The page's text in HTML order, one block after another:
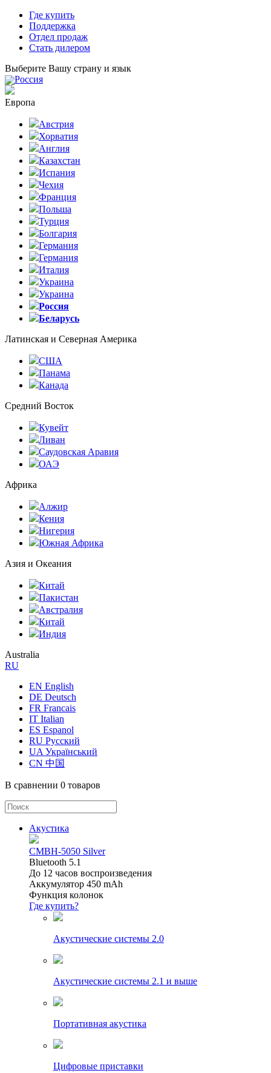
Где купить
Поддержка
Отдел продаж
Стать дилером
Выберите Вашу страну и язык
Россия
Европа
Австрия
Хорватия
Англия
Казахстан
Испания
Чехия
Франция
Польша
Турция
Болгария
Германия
Германия
Италия
Украина
Украина
Россия
Беларусь
Латинская и Северная Америка
США
Панама
Канада
Средний Восток
Кувейт
Ливан
Саудовская Аравия
ОАЭ
Африка
Алжир
Кения
Нигерия
Южная Африка
Азия и Океания
Китай
Пакистан
Австралия
Китай
Индия
Australia
RU
EN English
DE Deutsch
FR Francais
IT Italian
ES Espanol
RU Русский
UA Український
CN 中国
В сравнении 0 товаров
Акустика
CMBH-5050 Silver
Bluetooth 5.1
До 12 часов воспроизведения
Аккумулятор 450 mAh
Функция колонок
Где купить?
Акустические системы 2.0
Акустические системы 2.1 и выше
Портативная акустика
Цифровые приставки